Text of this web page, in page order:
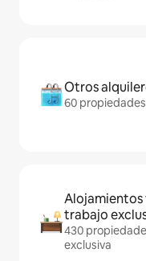
Otros
60
Alojamientos
trabajo
430
exclusiva